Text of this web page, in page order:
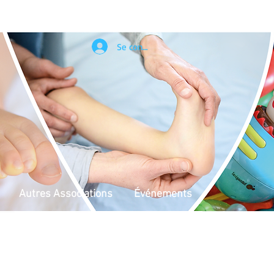
Autres Associations Événements
Se connecter